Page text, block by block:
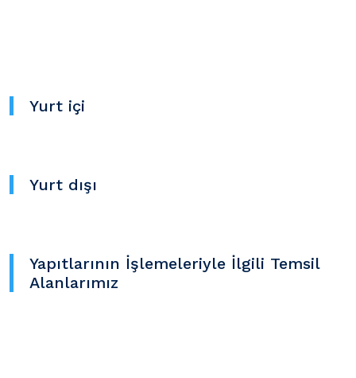
Yurt içi
Yurt dışı
Yapıtlarının İşlemeleriyle İlgili Temsil
Alanlarımız